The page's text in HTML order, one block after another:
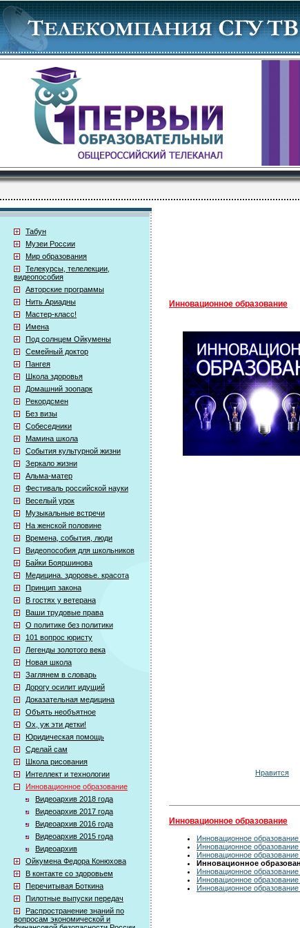
Табун
Музеи России
Мир образования
Телекурсы, телелекции,
видеопособия
Авторские программы
Нить Ариадны
Мастер-класс!
Имена
Под солнцем Ойкумены
Семейный доктор
Пангея
Школа здоровья
Домашний зоопарк
Рекордсмен
Без визы
Собеседники
Мамина школа
События культурной жизни
Зеркало жизни
Альма-матер
Фестиваль российской науки
Веселый урок
Музыкальные встречи
На женской половине
Времена, события, люди
Видеопособия для школьников
Байки Бояршинова
Медицина. здоровье. красота
Принцип закона
В гостях у ветерана
Ваши трудовые права
О политике без политики
101 вопрос юристу
Легенды золотого века
Новая школа
Заглянем в словарь
Дорогу осилит идущий
Доказательная медицина
Объять необъятное
Ох, уж эти детки!
Юридическая помощь
Сделай сам
Школа рисования
Интеллект и технологии
Инновационное образование
Видеоархив 2018 года
Видеоархив 2017 года
Видеоархив 2016 года
Видеоархив 2015 года
Видеоархив
Ойкумена Федора Конюхова
В контакте со здоровьем
Перечитывая Боткина
Пилотные выпуски передач
Распространение знаний по
вопросам экономической и
Инновационное образование
Нравится
Инновационное образование
Инновационное
Инновационное
Инновационное
Инновационное
Инновационное
Инновационное
Инновационное